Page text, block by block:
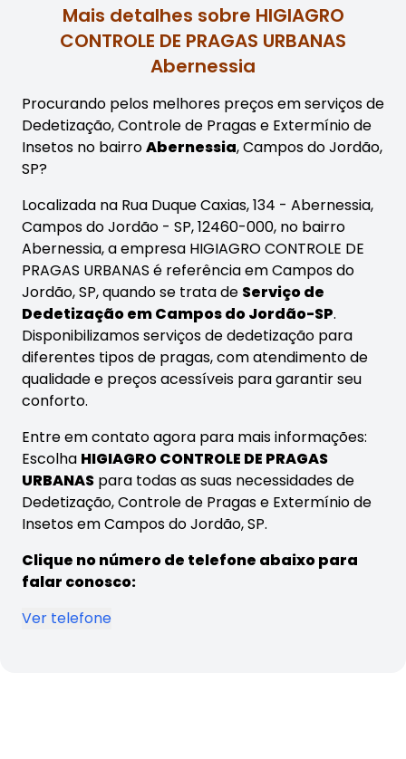
Mais detalhes sobre HIGIAGRO
CONTROLE DE PRAGAS URBANAS
Abernessia
Procurando pelos melhores preços em serviços de
Dedetização, Controle de Pragas e Extermínio de
Insetos no bairroAbernessia, Campos do Jordão,
SP?
Localizada na Rua Duque Caxias, 134 - Abernessia,
Campos do Jordão - SP, 12460-000, no bairro
Abernessia, a empresa HIGIAGRO CONTROLE DE
PRAGAS URBANAS é referência em Campos do
Jordão, SP, quando se trata de Serviço de
Dedetização em Campos do Jordão-SP.
Disponibilizamos serviços de dedetização para
diferentes tipos de pragas, com atendimento de
qualidade e preços acessíveis para garantir seu
conforto.
Entre em contato agora para mais informações:
Escolha HIGIAGRO CONTROLE DE PRAGAS
URBANAS para todas as suas necessidades de
Dedetização, Controle de Pragas e Extermínio de
Insetos em Campos do Jordão, SP.
Clique no número de telefone abaixo para
falar conosco:
Ver telefone